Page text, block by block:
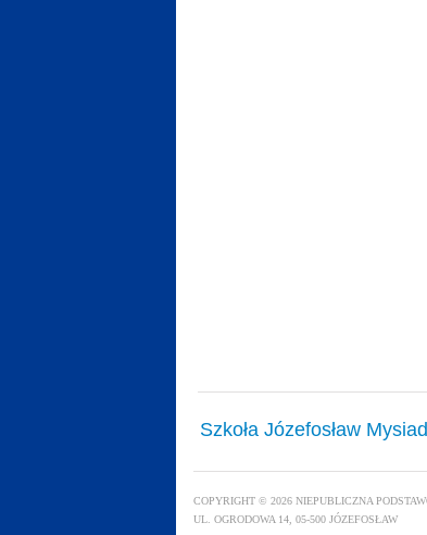
Szkoła Józefosław
COPYRIGHT © 2026 NIEPUBLICZNA
UL. OGRODOWA 14, 05-500 JÓZEFOSŁAW